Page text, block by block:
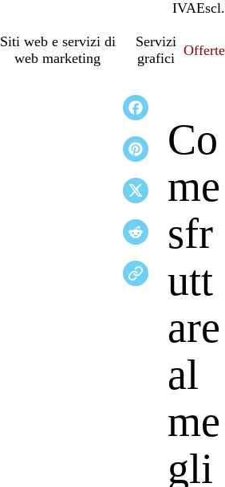
IVAIncl.
Escl.
Siti web e servizi di
web marketing
Servizi
grafici
Offerte
Co
me
sfr
utt
are
al
me
gli